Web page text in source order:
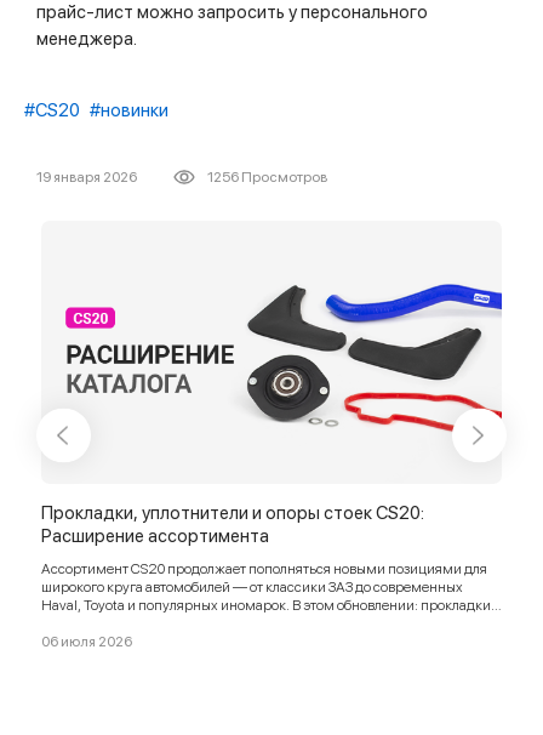
прайс-лист можно запросить у персонального
менеджера.
#CS20 #новинки
19 января 2026 1256 Просмотров
Прокладки, уплотнители и опоры стоек CS20:
Расширение ассортимента
Ассортимент CS20 продолжает пополняться новыми позициями для
широкого круга автомобилей — от классики ЗАЗ до современных
Haval, Toyota и популярных иномарок. В этом обновлении: прокладки
уплотнители, тросы, тормозные колодки и брызговики.
06 июля 2026